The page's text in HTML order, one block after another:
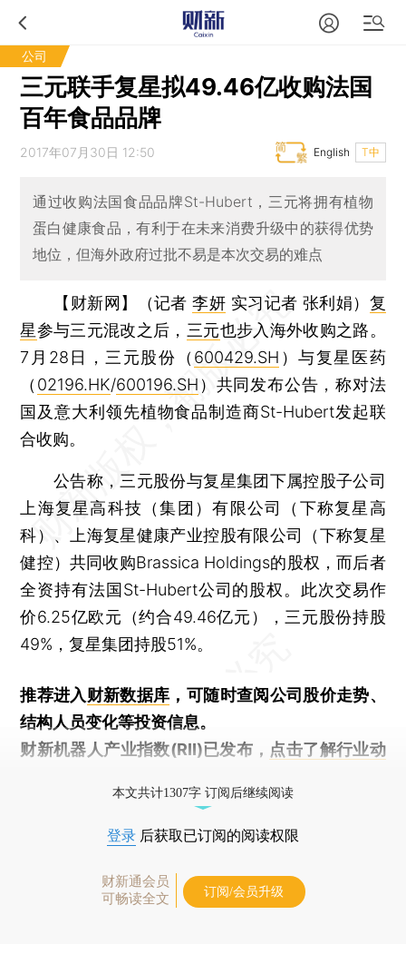
公司
三元联手复星拟49.46亿收购法国
百年食品品牌
2017年07月30日 12:50 T中
English
通过收购法国食品品牌St-Hubert，三元将拥有植物
蛋白健康食品，有利于在未来消费升级中的获得优势
地位，但海外政府过批不易是本次交易的难点
【财新网】（记者李妍 实习记者 张利娟） 复
星参与三元混改之后， 三元也步入海外收购之路。
7月28日，三元股份（ 600429.SH ）与复星医药
（ 02196.HK/600196.SH ）共同发布公告，称对法
国及意大利领先植物食品制造商St-Hubert发起联
合收购。
公告称，三元股份与复星集团下属控股子公司
上海复星高科技（集团）有限公司（下称复星高
科）、上海复星健康产业控股有限公司（下称复星
健控）共同收购Brassica Holdings的股权，而后者
全资持有法国St-Hubert公司的股权。此次交易作
价6.25亿欧元（约合49.46亿元），三元股份持股
49%，复星集团持股51%。
推荐进入财新数据库 ，可随时查阅公司股价走势、
结构人员变化等投资信息。
财新机器人产业指数(RII)已发布， 点击了解行业动
本文共计1307字 订阅后继续阅读
登录 后获取已订阅的阅读权限
财新通会员
可畅读全文
订阅/会员升级